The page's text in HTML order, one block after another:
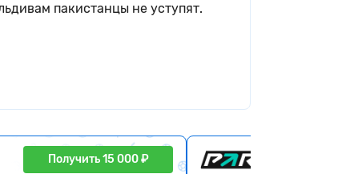
пакистанцы не уступят.
Получить 15 000 ₽